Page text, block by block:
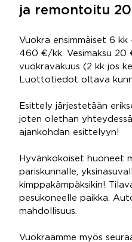
ja remontoitu
Vuokra ensimmäiset 6
460 €/kk. Vesimaksu 20
vuokravakuus (2 kk jos
Luottotiedot oltava
Esittely järjestetään
joten olethan
ajankohdan esittelyyn!
Hyvänkokoiset huoneet
pariskunnalle,
kimppakämpäksikin!
pesukoneelle paikka.
mahdollisuus.
Vuokraamme myös